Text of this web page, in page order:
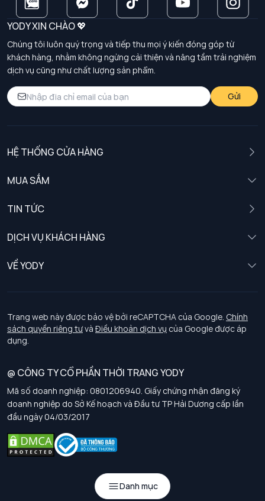
Danh mục
YODY XIN CHÀO 💖
Chúng tôi luôn quý trọng và tiếp thu mọi ý kiến đóng góp từ
khách hàng, nhằm không ngừng cải thiện và nâng tầm trải nghiệm
dịch vụ cũng như chất lượng sản phẩm.
Gửi
HỆ THỐNG CỬA HÀNG
MUA SẮM
TIN TỨC
DỊCH VỤ KHÁCH HÀNG
Chính sách khách hàng thân thiết
Chính sách bảo vệ dữ liệu cá nhân
Chính sách thanh toán, giao nhận
Chính sách chất lượng và an toàn sức khoẻ nghề nghiệp
Chính sách đơn đồng phục
Hướng dẫn chọn kích thước
VỀ YODY
Tuyển dụng
Trang web này được bảo vệ bởi reCAPTCHA của Google. Chính
sách quyền riêng tưvà Điều khoản dịch vụ của Google được áp
dụng.
@ CÔNG TY CỔ PHẦN THỜI TRANG YODY
Mã số doanh nghiệp: 0801206940. Giấy chứng nhận đăng ký
doanh nghiệp do Sở Kế hoạch và Đầu tư TP Hải Dương cấp lần
đầu ngày 04/03/2017